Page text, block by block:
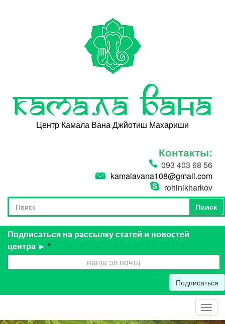
Камала Вана
Центр Камала Вана Джйотиш Махариши
Контакты:
093 403 68 56
kamalavana108@gmail.com
rohinikharkov
Форма поиска
Поиск
Поиск
Подписаться на рассылку статей и новостей
центра ► *
Подписаться